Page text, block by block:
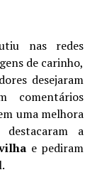
nas redes
de carinho,
desejaram
comentários
uma melhora
a
e pediram